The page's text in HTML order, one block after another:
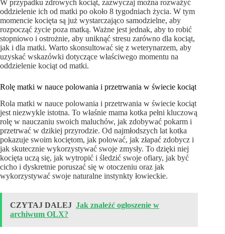
W przypadku zdrowych kociąt, zazwyczaj można rozważyć
oddzielenie ich od matki po około 8 tygodniach życia. W tym
momencie kocięta są już wystarczająco samodzielne, aby
rozpocząć życie poza matką. Ważne jest jednak, aby to robić
stopniowo i ostrożnie, aby uniknąć stresu zarówno dla kociąt,
jak i dla matki. Warto skonsultować się z weterynarzem, aby
uzyskać wskazówki dotyczące właściwego momentu na
oddzielenie kociąt od matki.
Rolę matki w nauce polowania i przetrwania w świecie kociąt
Rola matki w nauce polowania i przetrwania w świecie kociąt
jest niezwykle istotna. To właśnie mama kotka pełni kluczową
rolę w nauczaniu swoich maluchów, jak zdobywać pokarm i
przetrwać w dzikiej przyrodzie. Od najmłodszych lat kotka
pokazuje swoim kociętom, jak polować, jak złapać zdobycz i
jak skutecznie wykorzystywać swoje zmysły. To dzięki niej
kocięta uczą się, jak wytropić i śledzić swoje ofiary, jak być
cicho i dyskretnie poruszać się w otoczeniu oraz jak
wykorzystywać swoje naturalne instynkty łowieckie.
CZYTAJ DALEJ Jak znaleźć ogłoszenie w
archiwum OLX?